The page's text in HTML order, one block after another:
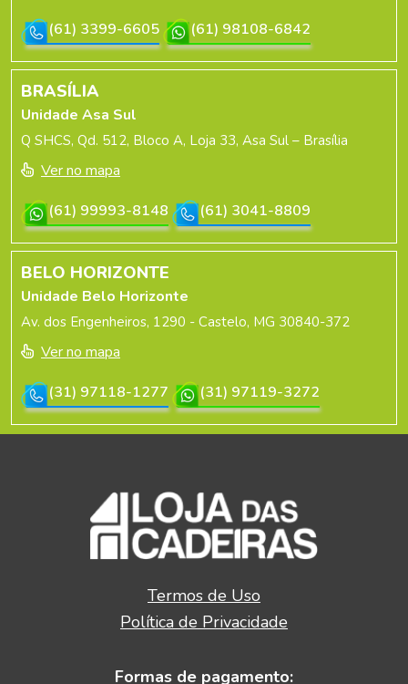
(61) 3399-6605
(61) 98108-6842
BRASÍLIA
Unidade Asa Sul
Q SHCS, Qd. 512, Bloco A, Loja 33, Asa Sul – Brasília
Ver no mapa
(61) 99993-8148
(61) 3041-8809
BELO HORIZONTE
Unidade Belo Horizonte
Av. dos Engenheiros, 1290 - Castelo, MG 30840-372
Ver no mapa
(31) 97118-1277
(31) 97119-3272
Termos de Uso
Política de Privacidade
Formas de pagamento: